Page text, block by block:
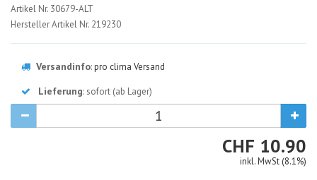
30679-
ALT
Artikel Nr. 30679-ALT
Hersteller Artikel Nr. 219230
Versandinfo:pro clima Versand
Lieferung: sofort (ab Lager)
CHF CHF
10.90
inkl. MwSt (8.1%)